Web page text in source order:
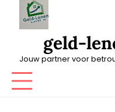
geld-
Jouw partner voor